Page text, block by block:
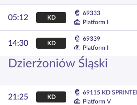
05:12 KD
69333
Platform I
14:30 KD
69339
Platform I
Dzierżoniów Śląski
21:25 KD
69115 KD
Platform V